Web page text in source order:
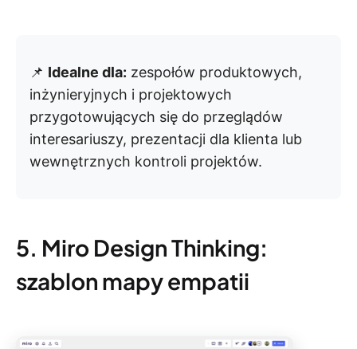
📌 Idealne dla: zespołów produktowych,
inżynieryjnych i projektowych
przygotowujących się do przeglądów
interesariuszy, prezentacji dla klienta lub
wewnętrznych kontroli projektów.
5. Miro Design Thinking:
szablon mapy empatii